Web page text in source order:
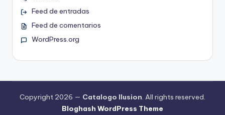
Feed de entradas
Feed de comentarios
WordPress.org
Copyright 2026 — Catalogo Ilusion. All rights reserved.
Bloghash WordPress Theme